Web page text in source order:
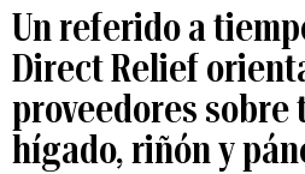
Un referido a
Direct Relief
proveedores sobre
hígado, riñón y